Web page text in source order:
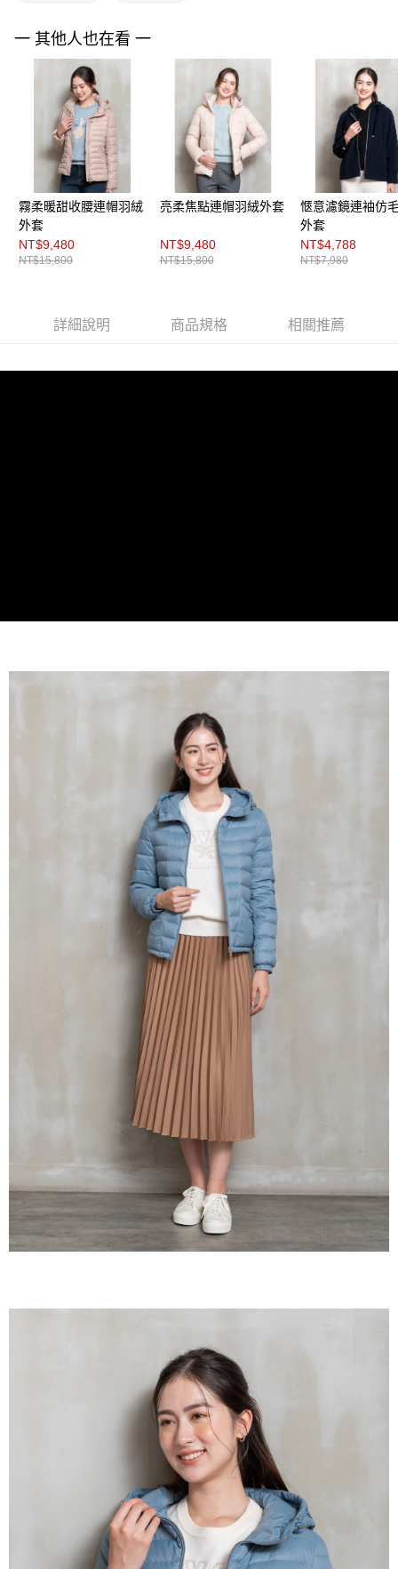
時審查核予不同之上限額度；若仍有額度不足之情形，本公司將視審查結果
請求用戶進行身份認證。
５．嚴禁一人註冊多個帳號或使用他人資訊註冊。若發現惡意使用之情形，
恩沛科技股份有限公司將有權停止該用戶之使用額度並採取法律行動。
一 其他人也在看 一
霧柔暖甜收腰連帽羽絨
外套
NT$9,480
NT$15,800
亮柔焦點連帽羽絨外套
NT$9,480
NT$15,800
愜意濾鏡連袖仿
外套
NT$4,788
NT$7,980
詳細說明 商品規格 相關推薦